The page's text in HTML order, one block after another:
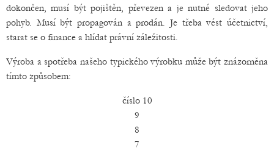
dokončen, musí být pojištěn, převezen a je nutné sledovat jeho
pohyb. Musí být propagován a prodán. Je třeba vést účetnictví,
starat se o finance a hlídat právní záležitosti.
Výroba a spotřeba našeho typického výrobku může být znázorněna
tímto způsobem:
číslo 10
9
8
7